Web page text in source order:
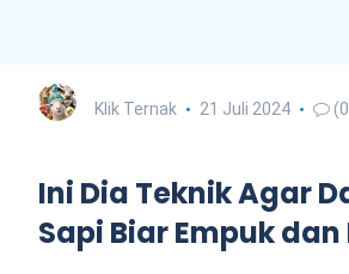
Klik Ternak 21 Juli 2024
Ini Dia Teknik Agar
Sapi Biar Empuk dan